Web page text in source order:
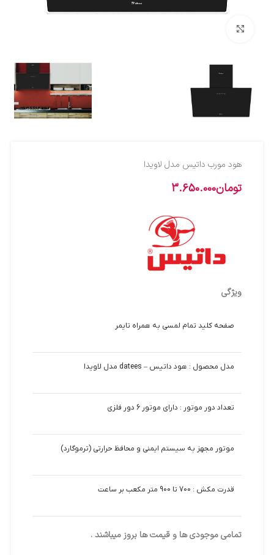
هود مورب داتیس مدل لاویدا
تومان3.650.000
ویژگی
صفحه كليد تمام لمسي به همراه تايمر
مدل محصول : هود داتیس – datees مدل لاویدا
تعداد دور موتور : دارای موتور 6 دور فلزی
موتور مجهز به سیستم ایمنی و محافظ حرارتی (ترموگارد)
قدرت مکش : 700 تا 900 متر مکعب بر ساعت
تمامی موجودی ها و قیمت ها بروز میباشند .